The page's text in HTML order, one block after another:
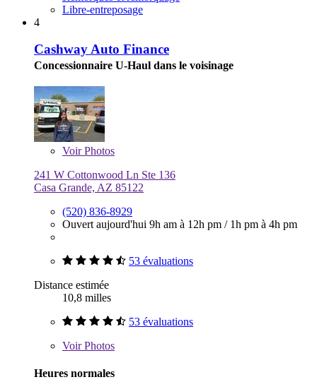
Libre-entreposage
4
Cashway Auto Finance
Concessionnaire U-Haul dans le voisinage
VoirPhotos
241 W Cottonwood Ln Ste 136
Casa Grande, AZ 85122
(520) 836-8929
Ouvert aujourd'hui 9h am à 12h pm / 1h pm à 4h pm
53 évaluations
Distance estimée
10,8 milles
53 évaluations
VoirPhotos
Heures normales